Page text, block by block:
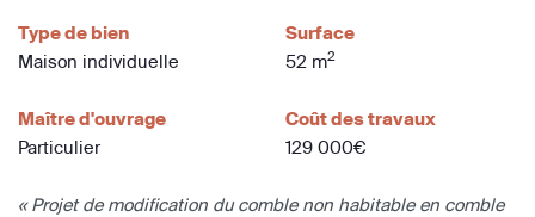
Type de bien
Maison individuelle
Surface
52 m2
Maître d'ouvrage
Particulier
Coût des travaux
129 000€
« Projet de modification du comble non habitable en comble